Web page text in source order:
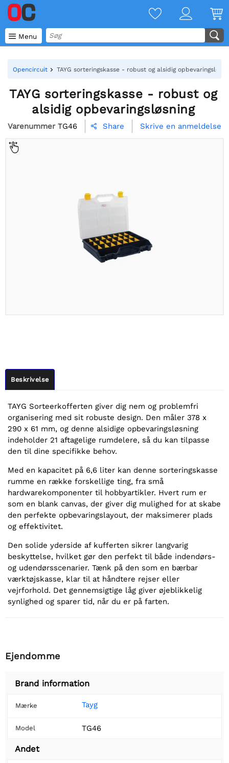
 Menu
Opencircuit TAYG sorteringskasse - robust og alsidig
TAYG sorteringskasse - robust og
alsidig opbevaringsløsning
Varenummer TG46  Share Skrive en anmeldelse
Beskrivelse
TAYG Sorteerkofferten giver dig nem og problemfri
organisering med sit robuste design. Den måler 378 x
290 x 61 mm, og denne alsidige opbevaringsløsning
indeholder 21 aftagelige rumdelere, så du kan tilpasse
den til dine specifikke behov.
Med en kapacitet på 6,6 liter kan denne sorteringskasse
rumme en række forskellige ting, fra små
hardwarekomponenter til hobbyartikler. Hvert rum er
som en blank canvas, der giver dig mulighed for at skabe
den perfekte opbevaringslayout, der maksimerer plads
og effektivitet.
Den solide yderside af kufferten sikrer langvarig
beskyttelse, hvilket gør den perfekt til både indendørs-
og udendørsscenarier. Tænk på den som en bærbar
værktøjskasse, klar til at håndtere rejser eller
vejrforhold. Det gennemsigtige låg giver øjeblikkelig
synlighed og sparer tid, når du er på farten.
Ejendomme
Brand information
Mærke Tayg
Model TG46
Andet